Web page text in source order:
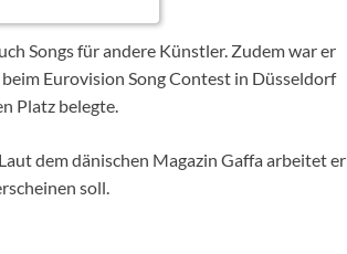
Songs für andere Künstler. Zudem war er
Eurovision Song Contest in Düsseldorf
Platz belegte.
dem dänischen Magazin Gaffa arbeitet er
soll.